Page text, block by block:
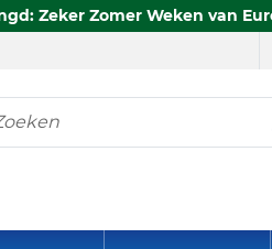
Zeker Zomer Weken van